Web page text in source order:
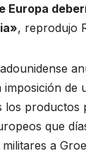
Europa
, reprodujo
imposición de
los productos
que
a